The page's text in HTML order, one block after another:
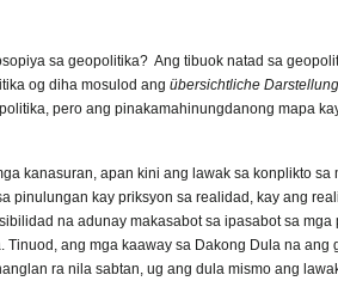
sa geopolitika? Ang tibuok natad sa
og diha mosulod ang übersichtliche Darstellung
pero ang pinakamahinungdanong mapa
kanasuran, apan kini ang lawak sa konplikto
pinulungan kay priksyon sa realidad, kay ang
na adunay makasabot sa ipasabot sa
Tinuod, ang mga kaaway sa Dakong Dula na
ra nila sabtan, ug ang dula mismo ang